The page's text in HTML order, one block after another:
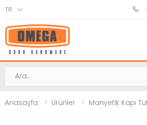
TR
Ara
Anasayfa Ürünler Manyetik Kapı